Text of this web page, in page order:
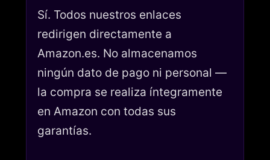
Sí. Todos nuestros enlaces
redirigen directamente a
Amazon.es. No almacenamos
ningún dato de pago ni personal —
la compra se realiza íntegramente
en Amazon con todas sus
garantías.